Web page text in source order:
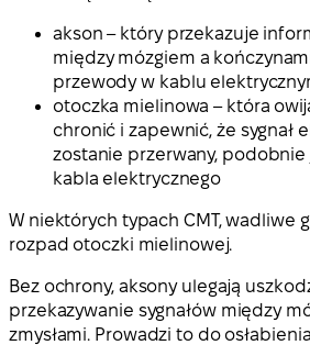
akson – który przekazuje
między mózgiem a
przewody w kablu
otoczka mielinowa – która
chronić i zapewnić, że sygnał
zostanie przerwany, podobnie
kabla elektrycznego
W niektórych typach CMT, wadliwe
rozpad otoczki mielinowej.
Bez ochrony, aksony ulegają
przekazywanie sygnałów między
zmysłami. Prowadzi to do